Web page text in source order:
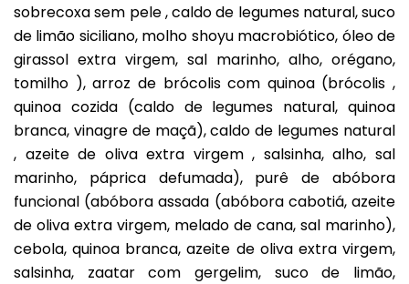
sobrecoxa sem pele , caldo de legumes natural, suco
de limão siciliano, molho shoyu macrobiótico, óleo de
girassol extra virgem, sal marinho, alho, orégano,
tomilho ), arroz de brócolis com quinoa (brócolis ,
quinoa cozida (caldo de legumes natural, quinoa
branca, vinagre de maçã), caldo de legumes natural
, azeite de oliva extra virgem , salsinha, alho, sal
marinho, páprica defumada), purê de abóbora
funcional (abóbora assada (abóbora cabotiá, azeite
de oliva extra virgem, melado de cana, sal marinho),
cebola, quinoa branca, azeite de oliva extra virgem,
salsinha, zaatar com gergelim, suco de limão,